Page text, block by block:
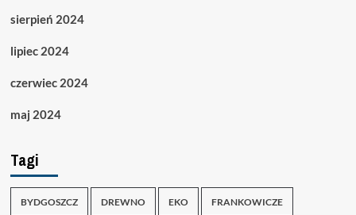
sierpień 2024
lipiec 2024
czerwiec 2024
maj 2024
Tagi
BYDGOSZCZ DREWNO EKO FRANKOWICZE